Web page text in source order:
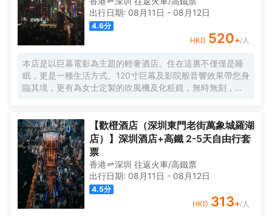
出行日期: 08月11日 - 08月12日
4.6分
HKD 520+/人
本店是以巨幕電影為主題的輕奢酒店。住在這裏不僅僅是睡
眠，更是一種生活方式。120寸巨幕及影院般音響效果帶您身
臨其境，更有為女士定製的吹風機及化粧鏡，無時無刻，呈
【歡橙酒店（深圳東門老街萬象城羅湖
店）】深圳酒店+高鐵 2-5天自由行套
票
香港 深圳 往返火車/高鐵票
出行日期: 08月11日 - 08月12日
4.5分
HKD 313+/人